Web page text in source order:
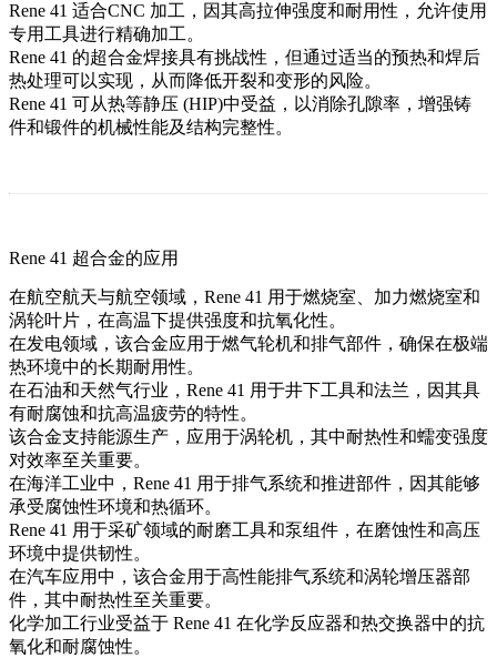
Rene 41 适合CNC 加工 ，因其高拉伸强度和耐用性，允许使用
专用工具进行精确加工。
Rene 41 的超合金焊接具有挑战性，但通过适当的预热和焊后
热处理可以实现，从而降低开裂和变形的风险。
Rene 41 可从热等静压 (HIP)中受益，以消除孔隙率，增强铸
件和锻件的机械性能及结构完整性。
Rene 41 超合金的应用
在航空航天与航空领域，Rene 41 用于燃烧室、加力燃烧室和
涡轮叶片，在高温下提供强度和抗氧化性。
在发电领域，该合金应用于燃气轮机和排气部件，确保在极端
热环境中的长期耐用性。
在石油和天然气行业，Rene 41 用于井下工具和法兰，因其具
有耐腐蚀和抗高温疲劳的特性。
该合金支持能源生产，应用于涡轮机，其中耐热性和蠕变强度
对效率至关重要。
在海洋工业中，Rene 41 用于排气系统和推进部件，因其能够
承受腐蚀性环境和热循环。
Rene 41 用于采矿领域的耐磨工具和泵组件，在磨蚀性和高压
环境中提供韧性。
在汽车应用中，该合金用于高性能排气系统和涡轮增压器部
件，其中耐热性至关重要。
化学加工行业受益于 Rene 41 在化学反应器和热交换器中的抗
氧化和耐腐蚀性。